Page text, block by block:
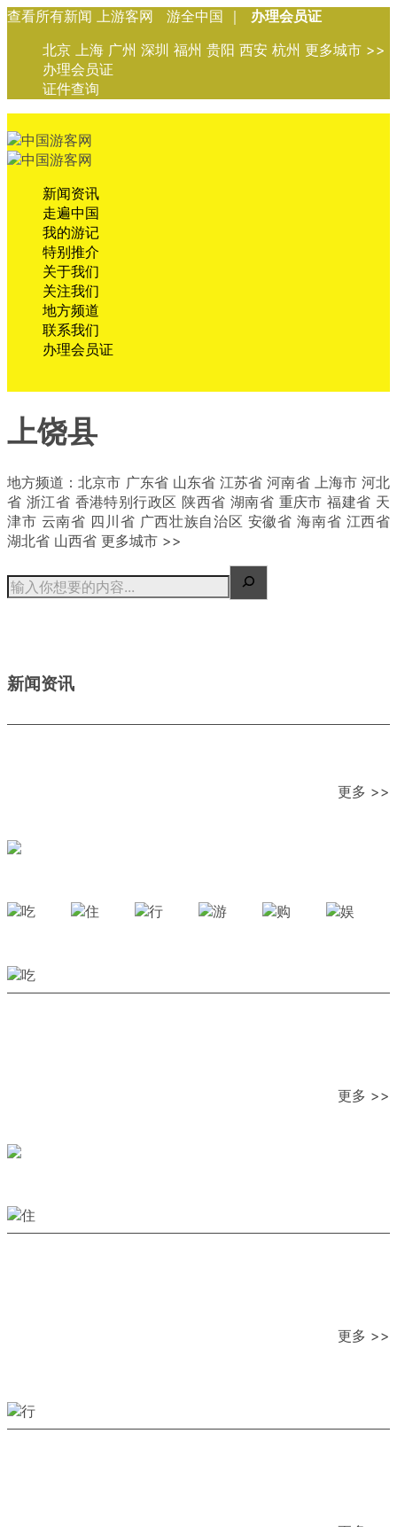
查看所有新闻 上游客网 游全中国 ｜
办理会员证
北京 上海 广州 深圳 福州 贵阳 西安 杭州 更多城市 >>
办理会员证
证件查询
新闻资讯
走遍中国
我的游记
特别推介
关于我们
关注我们
地方频道
联系我们
办理会员证
上饶县
地方频道：北京市 广东省 山东省 江苏省 河南省 上海市 河北
省 浙江省 香港特别行政区 陕西省 湖南省 重庆市 福建省 天
津市 云南省 四川省 广西壮族自治区 安徽省 海南省 江西省
湖北省 山西省 更多城市 >>
新闻资讯
更多 >>
更多 >>
更多 >>